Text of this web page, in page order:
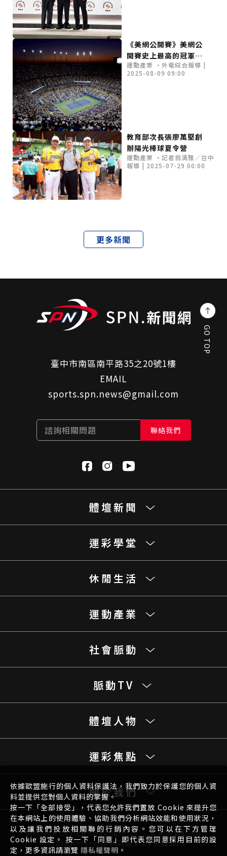
更多新聞
《美網公開賽》美網公
開賽史上最高的冠軍獎
金 超越其他3大滿貫賽
運動產業 •外電綜合報導 |
2025-08-09 09:00
教育部次長張廖萬堅創
辦陽光棒球夏令營
運動產業 •記者翁清雅／台中
報導 | 2025-07-29 00:00
臺中市南區南平路35之20號1樓
EMAIL
sports.spn.news@gmail.com
諮詢相關問題 聯絡我們
體壇新聞
運彩學堂
休閒生活
運動產業
社會脈動
脈動TV
體壇人物
運彩焦點
關於我們
Website DesignCopyright 2026 © 體壇脈動 All
Rights Reserved.網頁設計by覺醒設計
GO TOP
依據歐盟施行的個人資料保護法，我們致力於保護您的個人資
料並提供您對個人資料的掌握。
按一下「全部接受」，代表您允許我們置放 Cookie 來提升您
在本網站上的使用體驗、協助我們分析網站效能和使用狀況，
以及讓我們投放相關聯的行銷內容。您可以在下方管理
Cookie 設定。 按一下「同意」即代表您同意採用目前的設
定，更多資訊請瀏覽 隱私權聲明 。